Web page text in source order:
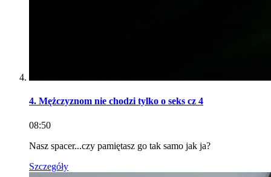
4. Mężczyznom nie chodzi tylko o seks cz 4
08:50
Nasz spacer...czy pamiętasz go tak samo jak ja?
Szczegóły